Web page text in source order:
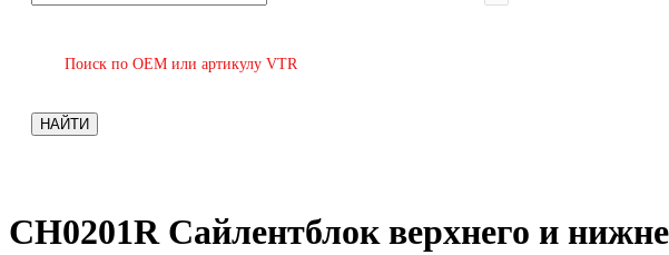
Поиск по OEM или артикулу VTR
НАЙТИ
CH0201R Сайлентблок верхнего и